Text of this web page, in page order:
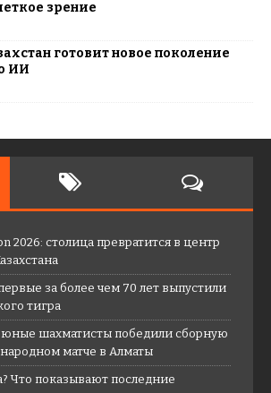
зрение
готовит новое поколение
ИИ
2026: столица превратится в центр
за более чем 70 лет выпустили
тигра
юные шахматисты победили сборную
матче в Алматы
Что показывают последние